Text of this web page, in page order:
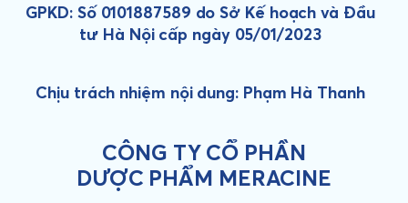
GPKD: Số 0101887589 do Sở Kế hoạch và Đầu
tư Hà Nội cấp ngày 05/01/2023
Chịu trách nhiệm nội dung: Phạm Hà Thanh
CÔNG TY CỔ PHẦN
DƯỢC PHẨM MERACINE